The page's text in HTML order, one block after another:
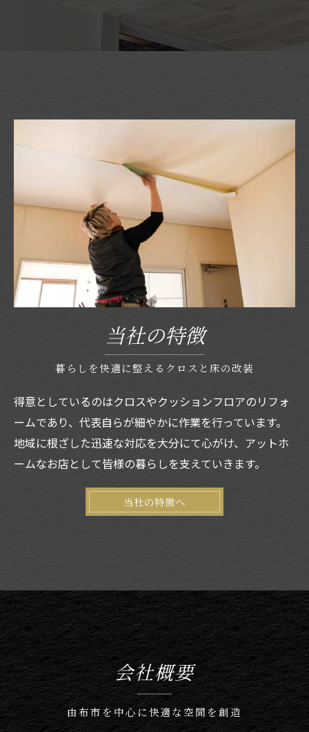
当社の特徴
暮らしを快適に整えるクロスと床の改装
得意としているのはクロスやクッションフロアのリフォ
ームであり、代表自らが細やかに作業を行っています。
地域に根ざした迅速な対応を大分にて心がけ、アットホ
ームなお店として皆様の暮らしを支えていきます。
当社の特徴へ
由布市を中心に快適な空間を創造
会社概要